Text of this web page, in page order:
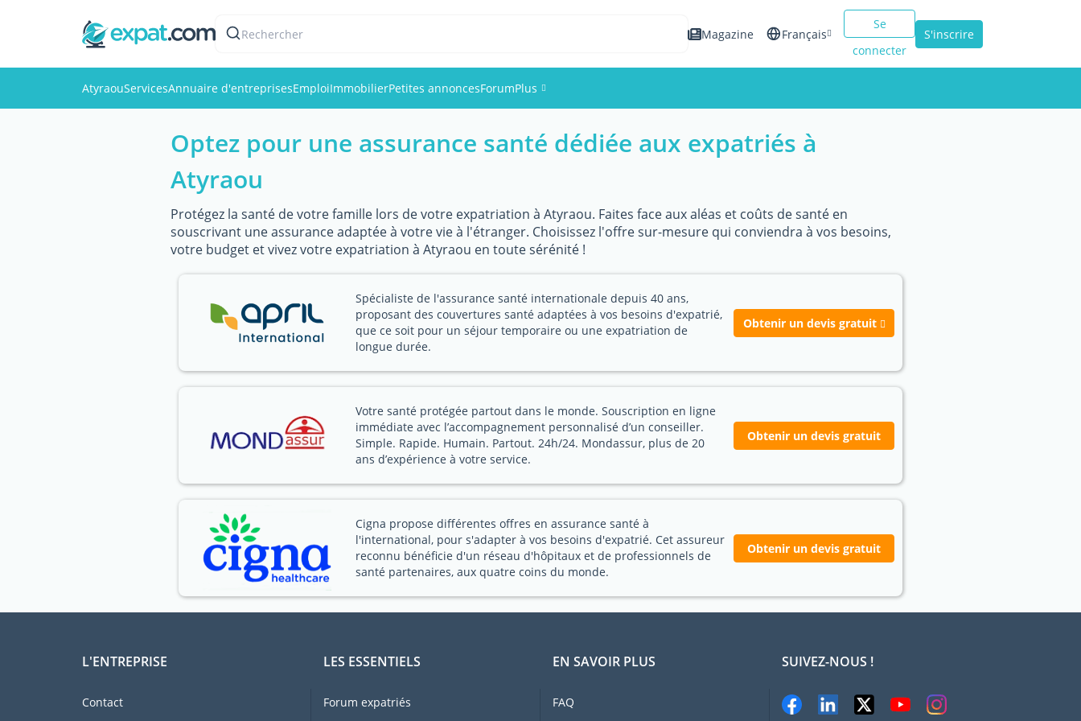
Rechercher Magazine Français
Italiano
Se
connecter
S'inscrire
AtyraouServicesAnnuaire d'entreprisesEmploiImmobilierPetites annoncesForumPlus
Événements
Photos
Optez pour une assurance santé dédiée aux expatriés à
Atyraou
Protégez la santé de votre famille lors de votre expatriation à Atyraou. Faites face aux aléas et coûts de santé en
souscrivant une assurance adaptée à votre vie à l'étranger. Choisissez l'offre sur-mesure qui conviendra à vos besoins,
votre budget et vivez votre expatriation à Atyraou en toute sérénité !
Spécialiste de l'assurance santé internationale depuis 40 ans,
proposant des couvertures santé adaptées à vos besoins d'expatrié,
que ce soit pour un séjour temporaire ou une expatriation de
longue durée.
Obtenir un devis gratuit
Votre santé protégée partout dans le monde. Souscription en ligne
immédiate avec l’accompagnement personnalisé d’un conseiller.
Simple. Rapide. Humain. Partout. 24h/24. Mondassur, plus de 20
ans d’expérience à votre service.
Obtenir un devis gratuit
Cigna propose différentes offres en assurance santé à
l'international, pour s'adapter à vos besoins d'expatrié. Cet assureur
reconnu bénéficie d'un réseau d'hôpitaux et de professionnels de
santé partenaires, aux quatre coins du monde.
Obtenir un devis gratuit
L'ENTREPRISE
Contact
LES ESSENTIELS
Forum expatriés
EN SAVOIR PLUS
FAQ
SUIVEZ-NOUS !